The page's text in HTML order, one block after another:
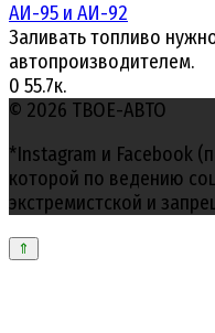
АИ-95 и АИ-92
Заливать топливо
автопроизводителем.
0 55.7к.
© 2026 ТВОЕ-АВТО
*Instagram и Facebook
которой по ведению
экстремистской и